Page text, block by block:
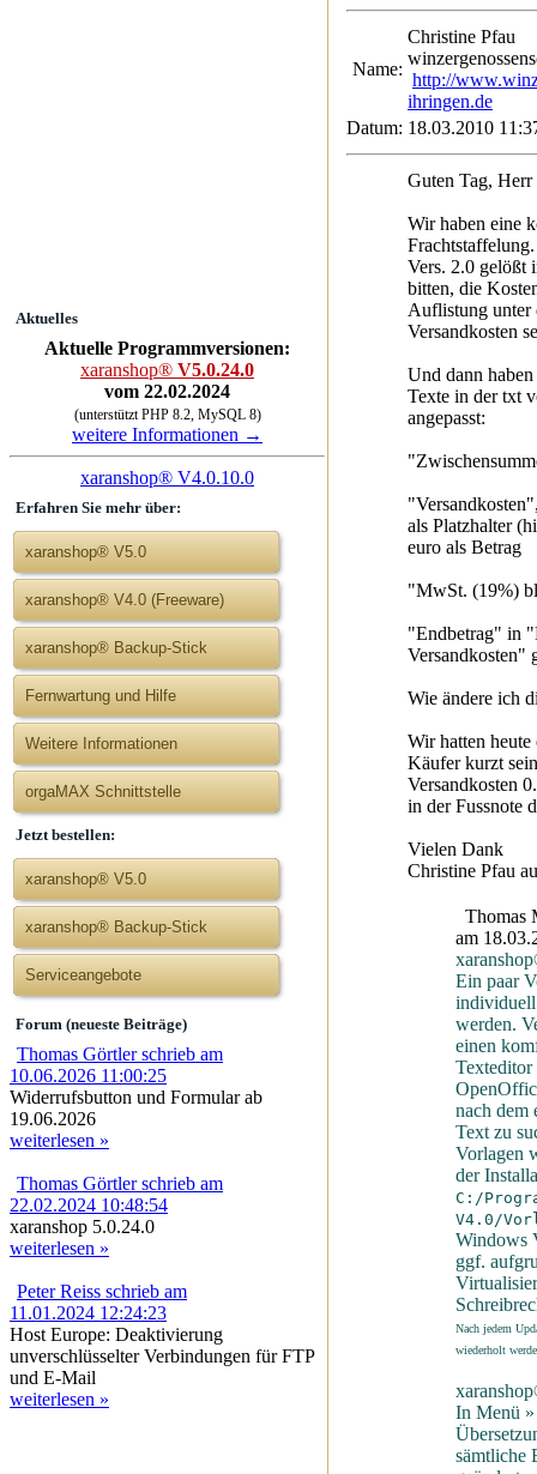
Aktuelles
Aktuelle Programmversionen:
xaranshop® V5.0.24.0
vom 22.02.2024
(unterstützt PHP 8.2, MySQL 8)
weitere Informationen →
xaranshop® V4.0.10.0
Erfahren Sie mehr über:
xaranshop® V5.0
xaranshop® V4.0 (Freeware)
xaranshop® Backup-Stick
Fernwartung und Hilfe
Weitere Informationen
orgaMAX Schnittstelle
Jetzt bestellen:
xaranshop® V5.0
xaranshop® Backup-Stick
Serviceangebote
Forum (neueste Beiträge)
Thomas Görtler schrieb am
10.06.2026 11:00:25
Widerrufsbutton und Formular ab
19.06.2026
weiterlesen »
Thomas Görtler schrieb am
22.02.2024 10:48:54
xaranshop 5.0.24.0
weiterlesen »
Peter Reiss schrieb am
11.01.2024 12:24:23
Host Europe: Deaktivierung
unverschlüsselter Verbindungen für FTP
und E-Mail
weiterlesen »
Name:
Christine
http://
ihringen.de
Datum: 18.03.2010
Guten Tag,
Wir haben eine
Vers. 2.0 gelößt
bitten, die
Auflistung unter
Versandkosten
Und dann
Texte in der txt
angepasst:
als Platzhalter
euro als Betrag
"MwSt. (19%)
"Endbetrag" in
Versandkosten"
Wie ändere ich
Wir hatten heute
Käufer kurzt
Versandkosten
in der Fussnote
Vielen Dank
Christine Pfau
Thomas
am
Ein paar
individuell
werden.
einen
nach dem
Text zu
Vorlagen
der
C:/
V4.0/
Windows
ggf.
Nach jedem
wiederholt
In Menü
sämtliche